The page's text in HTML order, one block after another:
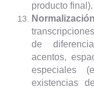
producto final).
de
acentos,
especiales
existencias